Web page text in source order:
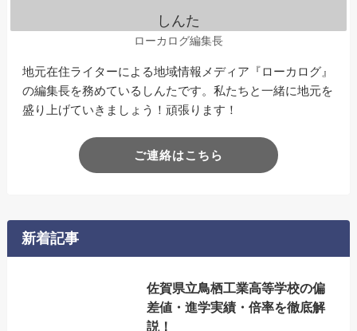
しんた
ローカログ編集長
地元在住ライターによる地域情報メディア『ローカログ』
の編集長を務めているしんたです。私たちと一緒に地元を
盛り上げていきましょう！頑張ります！
ご連絡はこちら
新着記事
佐賀県立鳥栖工業高等学校の偏
差値・進学実績・倍率を徹底解
説！